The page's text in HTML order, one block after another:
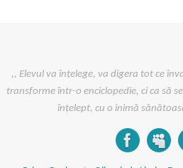
,, Elevul va înțelege, va digera tot ce
transforme într-o enciclopedie, ci ca să
înțelept, cu o inimă